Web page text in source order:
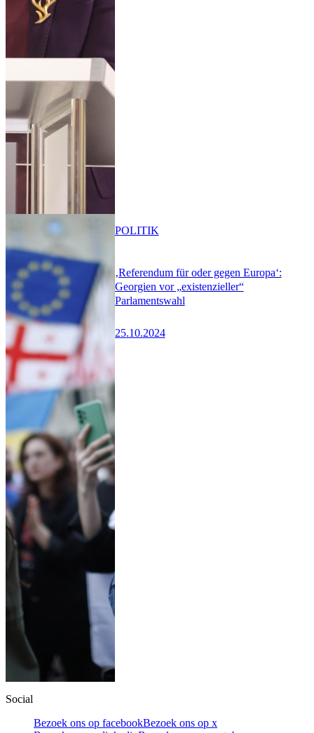
‚Referendum für oder gegen Europa‘:
Georgien vor „existenzieller“
Parlamentswahl
25.10.2024
POLITIK
Social
Bezoek ons op facebookBezoek ons op x